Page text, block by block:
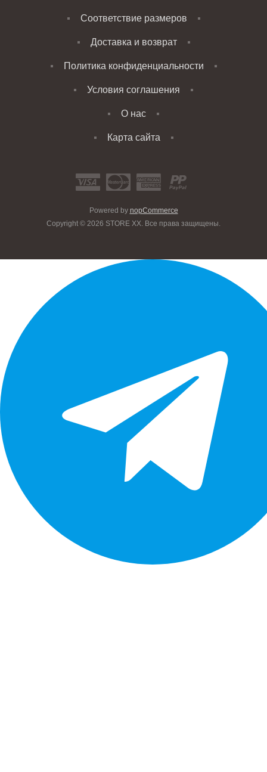
Соответствие размеров
Доставка и возврат
Политика конфиденциальности
Условия соглашения
О нас
Карта сайта
Powered by nopCommerce
Copyright © 2026 STORE XX. Все права защищены.